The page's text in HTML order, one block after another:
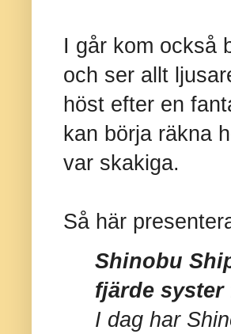
I går kom också
och ser allt
höst efter en
kan börja räkna
var skakiga.
Så här
Shinobu
fjärde
I dag har